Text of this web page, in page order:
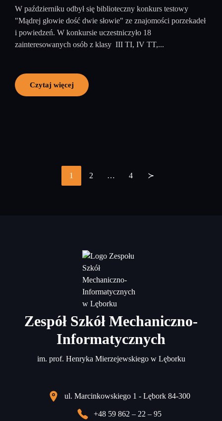
W październiku odbył się biblioteczny konkurs testowy
"Mądrej głowie dość dwie słowie" ze znajomości porzekadeł
i powiedzeń. W konkursie uczestniczyło 18
zainteresowanych osób z klasy III TI, IV TT,...
Czytaj więcej
Stronicowanie
1 2 … 4 ≻
Zespół Szkół Mechaniczno-
Informatycznych
im. prof. Henryka Mierzejewskiego w Lęborku
ul. Marcinkowskiego 1 - Lębork 84-300
+48 59 862 – 22 – 95